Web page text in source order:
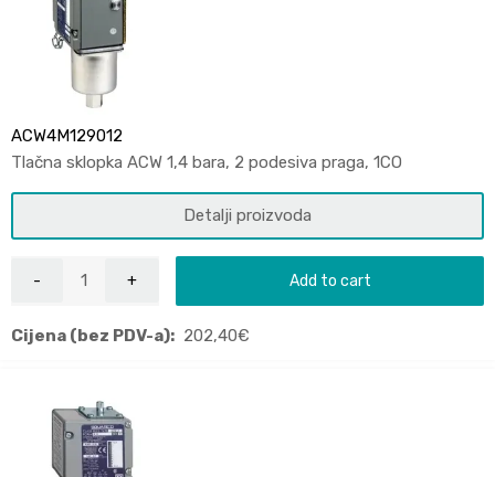
ACW4M129012
Tlačna sklopka ACW 1,4 bara, 2 podesiva praga, 1CO
Detalji proizvoda
Add to cart
Cijena (bez PDV-a): 202,40€